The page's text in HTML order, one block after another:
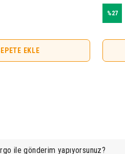
EKLE
%27
ile gönderim yapıyorsunuz?